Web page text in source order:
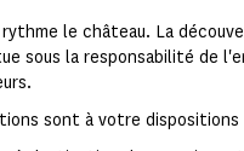
le château. La
sous la responsabilité de
sont à votre dispositions